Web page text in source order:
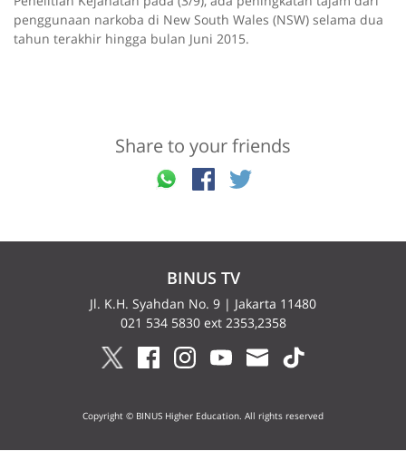
penggunaan narkoba di New South Wales (NSW) selama dua
tahun terakhir hingga bulan Juni 2015.
Share to your friends
BINUS TV
Jl. K.H. Syahdan No. 9 | Jakarta 11480
021 534 5830 ext 2353,2358
Copyright © BINUS Higher Education. All rights reserved